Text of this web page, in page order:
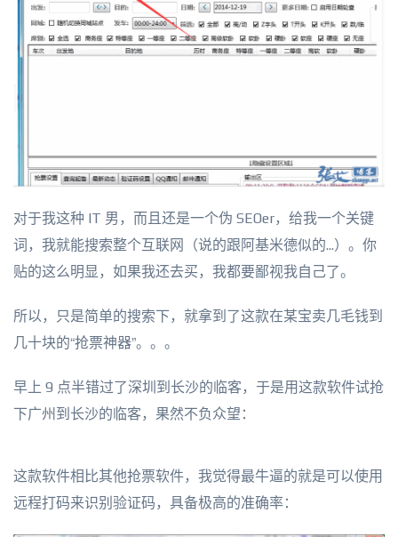
对于我这种 IT 男，而且还是一个伪 SEOer，给我一个关键
词，我就能搜索整个互联网（说的跟阿基米德似的...）。你
贴的这么明显，如果我还去买，我都要鄙视我自己了。
所以，只是简单的搜索下，就拿到了这款在某宝卖几毛钱到
几十块的“抢票神器”。。。
早上 9 点半错过了深圳到长沙的临客，于是用这款软件试抢
下广州到长沙的临客，果然不负众望：
这款软件相比其他抢票软件，我觉得最牛逼的就是可以使用
远程打码来识别验证码，具备极高的准确率：